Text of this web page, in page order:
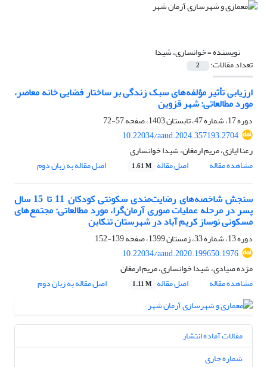
نویسنده =خوانساری، شیدا
تعداد مقالات: 2
ارزیابی تأثیر مؤلفه‌های سبک زندگی بر ساختار فضایی خانه معاصر،
مورد مطالعاتی: شهر قزوین
دوره 17، شماره 47، تابستان 1403، صفحه
57-72
10.22034/aaud.2024.357193.2704
رعنا ایازی، مریم ارمغان، شیدا خوانساری
مشاهده مقاله
اصل مقاله 1.61 M اصل مقاله به زبان دوم
سنجش شاخصه‌های رضایت‌مندی سکونتی کودکان 11 تا 15 سال
پسر در مرحله عملیات صوری آرمان‌گرا، مورد مطالعاتی: مجتمع‌های
مسکونی نوساز کریم آباد در شهرستان تنکابن
دوره 13، شماره 33، زمستان 1399، صفحه
139-152
10.22034/aaud.2020.199650.1976
مژده صیادی، شیدا خوانساری، مریم ارمغان
مشاهده مقاله
اصل مقاله 1.11 M اصل مقاله به زبان دوم
مقالات آماده انتشار
شماره جاری